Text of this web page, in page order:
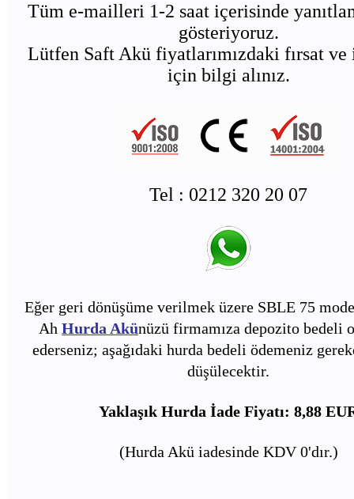
Tüm e-mailleri 1-2 saat içerisinde
gösteriyoruz.
Lütfen Saft Akü fiyatlarımızdaki fırsat
için bilgi alınız.
Tel : 0212 320 20 07
Eğer geri dönüşüme verilmek üzere SBLE 75
Ah Hurda Akünüzü firmamıza depozito bedeli
ederseniz; aşağıdaki hurda bedeli ödemeniz
düşülecektir.
Yaklaşık Hurda İade Fiyatı: 8,88
(Hurda Akü iadesinde KDV 0'dır.)